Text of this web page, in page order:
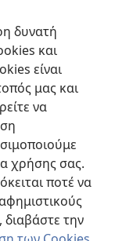
δυνατή
και
είναι
μας και
να
χρήσης σας.
ποτέ να
την